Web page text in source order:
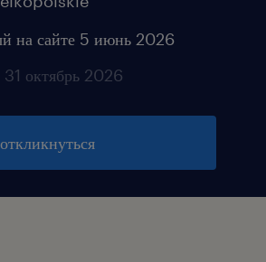
на сайте 5 июнь 2026
31 октябрь 2026
откликнуться